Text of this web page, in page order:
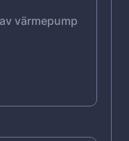
värmepump